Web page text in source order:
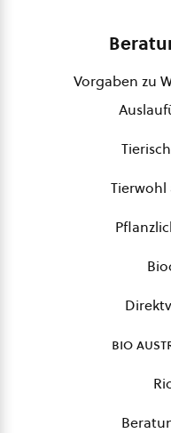
Vorgaben zu
Tierwohl
bio